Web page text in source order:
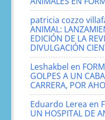
patricia cozzo
ANIMAL:
EDICIÓN DE LA
DIVULGACIÓN
Leshakbel en
GOLPES A UN
CARRERA, POR
Eduardo Lerea en
UN HOSPITAL DE